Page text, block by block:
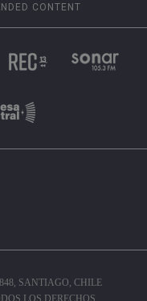
CONTENT
SANTIAGO, CHILE
LOS DERECHOS